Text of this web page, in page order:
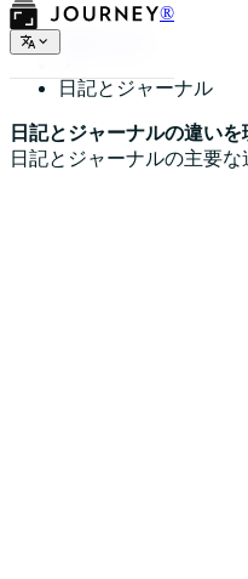
®
日記とジャーナル
日記とジャーナルの違いを
日記とジャーナルの主要な